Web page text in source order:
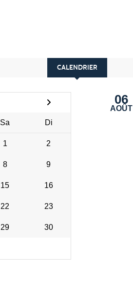
CALENDRIER
Sa Di
1 2
8 9
15 16
22 23
29 30
06
AOÛT